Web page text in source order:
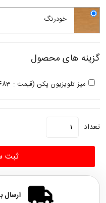
خودرنگ
گزینه های محصول
میز تلویزیون پکن (قیمت : 27,027,683 تومان)
تعداد
ثبت